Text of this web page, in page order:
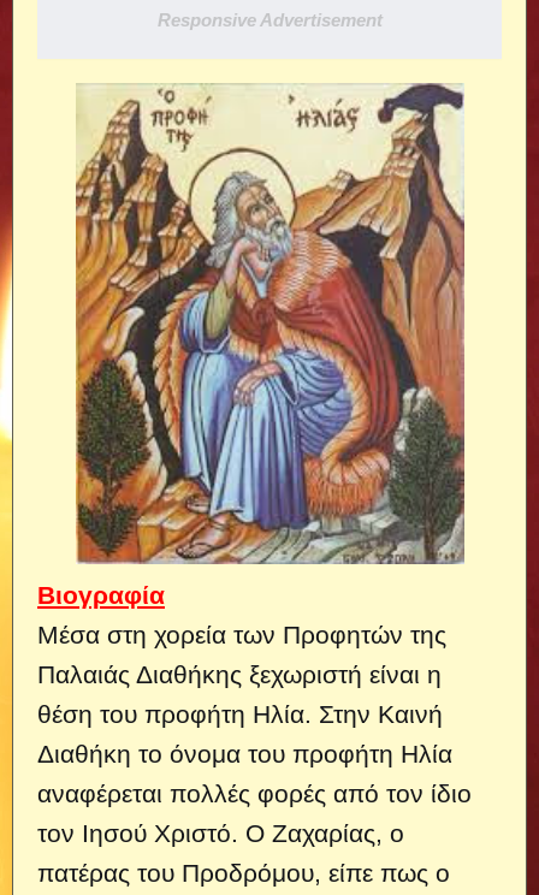
Responsive Advertisement
Βιογραφία
Μέσα στη χορεία των Προφητών της
Παλαιάς Διαθήκης ξεχωριστή είναι η
θέση του προφήτη Ηλία. Στην Καινή
Διαθήκη το όνομα του προφήτη Ηλία
αναφέρεται πολλές φορές από τον ίδιο
τον Ιησού Χριστό. Ο Ζαχαρίας, ο
πατέρας του Προδρόμου, είπε πως ο